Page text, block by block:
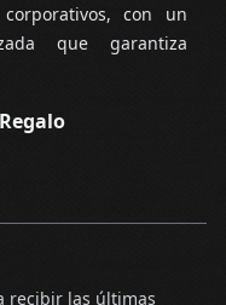
con un
que garantiza
recibir las últimas